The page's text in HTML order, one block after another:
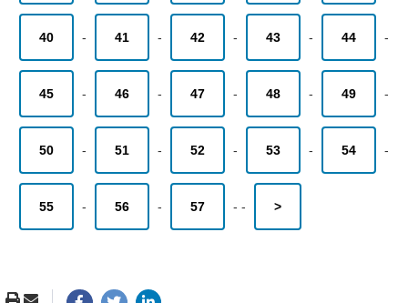
40 - 41 - 42 - 43 - 44 -
45 - 46 - 47 - 48 - 49 -
50 - 51 - 52 - 53 - 54 -
55 - 56 - 57 - - >